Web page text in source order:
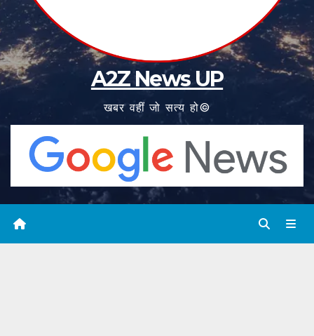
A2Z News UP
खबर वहीं जो सत्य हो©